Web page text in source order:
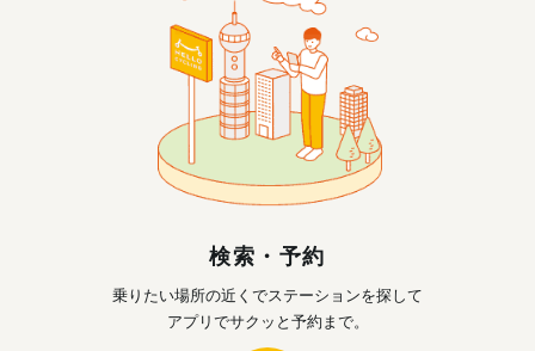
検索・予約
乗りたい場所の近くでステーションを探して
アプリでサクッと予約まで。